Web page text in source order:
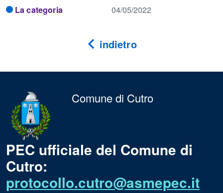
La categoria 04/05/2022
indietro
Comune di Cutro
PEC ufficiale del Comune di
Cutro:
protocollo.cutro@asmepec.it